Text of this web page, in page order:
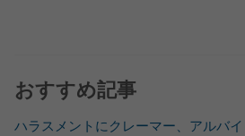
おすすめ記事
ハラスメントにクレーマー、アルバ